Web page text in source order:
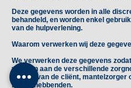
Deze gegevens worden in alle
behandeld, en worden enkel
van de hulpverlening.
Waarom verwerken wij deze
We verwerken deze gegevens
voldoen aan de verschillende
vragen van de cliënt, mantelzorger
belanghebbenden.